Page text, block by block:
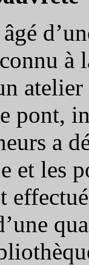
pont,
a
et les